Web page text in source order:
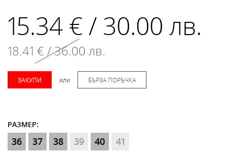
15.34 € / 30.00 лв.
18.41 € / 36.00 лв.
ЗАКУПИ или БЪРЗА ПОРЪЧКА
РАЗМЕР:
36 37 38 39 40 41